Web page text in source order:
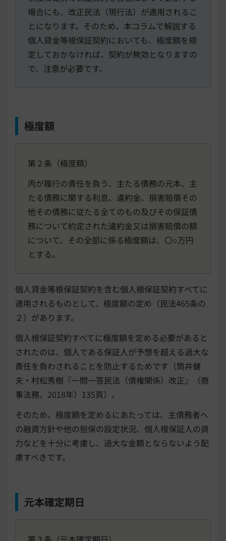
場合にも、改正民法（現行法）が適用されるこ
とになります。そのため、本コラムで解説する
個人貸金等根保証契約においても、極度額を規
定しておかなければ、契約が無効となりますの
で、注意が必要です。
極度額
第２条（極度額）
丙が履行の責任を負う、主たる債務の元本、主
たる債務に関する利息、違約金、損害賠償その
他その債務に従たる全てのもの及びその保証債
務について約定された違約金又は損害賠償の額
について、その全部に係る極度額は、〇○万円
とする。
個人貸金等根保証契約を含む個人根保証契約すべてに
適用されるものとして、極度額の定め（民法465条の
２）があります。
個人根保証契約すべてに極度額を定める必要があると
されたのは、個人である保証人が予想を超える過大な
責任を負わされることを防止するためです（筒井健
夫・村松秀樹『一問一答民法（債権関係）改正』（商
事法務、2018年）135頁）。
そのため、極度額を定めるにあたっては、主債務者へ
の融資方針や他の担保の設定状況、個人根保証人の資
力などを十分に考慮し、過大な金額とならないよう配
慮すべきです。
元本確定期日